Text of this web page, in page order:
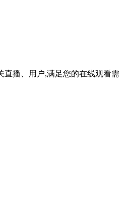
直播、用户,满足您的在线观看需